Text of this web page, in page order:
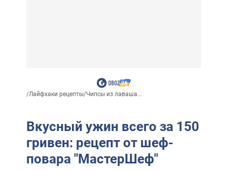
/Лайфхаки рецепты/Чипсы из лаваша...
Вкусный ужин всего за 150
гривен: рецепт от шеф-
повара "МастерШеф"